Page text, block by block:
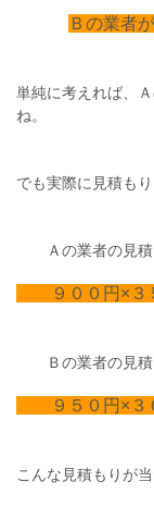
Ｂの業者
単純に考えれば、
ね。
でも実際に見積も
Ａの業者の見積
９００円×３
Ｂの業者の見積
９５０円×３
こんな見積もりが